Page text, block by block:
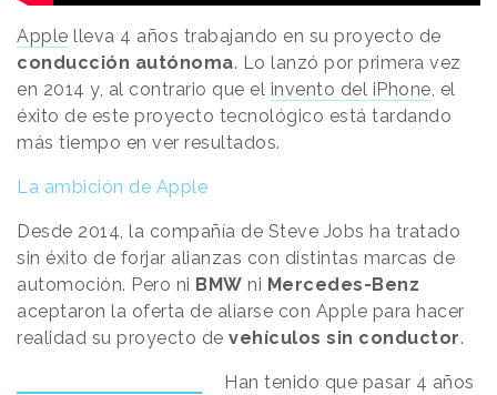
Apple lleva 4 años trabajando en su proyecto de
conducción autónoma. Lo lanzó por primera vez
en 2014 y, al contrario que el invento del iPhone, el
éxito de este proyecto tecnológico está tardando
más tiempo en ver resultados.
La ambición de Apple
Desde 2014, la compañía de Steve Jobs ha tratado
sin éxito de forjar alianzas con distintas marcas de
automoción. Pero ni BMW ni Mercedes-Benz
aceptaron la oferta de aliarse con Apple para hacer
realidad su proyecto de vehículos sin conductor.
Han tenido que pasar 4 años